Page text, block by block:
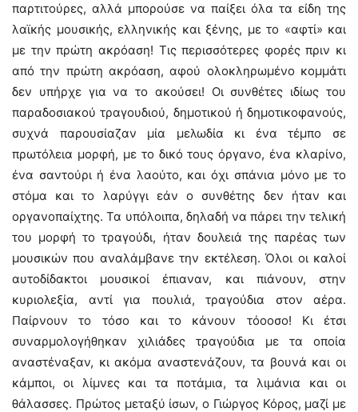
παρτιτούρες, αλλά μπορούσε να παίξει όλα τα είδη της
λαϊκής μουσικής, ελληνικής και ξένης, με το «αφτί» και
με την πρώτη ακρόαση! Τις περισσότερες φορές πριν κι
από την πρώτη ακρόαση, αφού ολοκληρωμένο κομμάτι
δεν υπήρχε για να το ακούσει! Οι συνθέτες ιδίως του
παραδοσιακού τραγουδιού, δημοτικού ή δημοτικοφανούς,
συχνά παρουσίαζαν μία μελωδία κι ένα τέμπο σε
πρωτόλεια μορφή, με το δικό τους όργανο, ένα κλαρίνο,
ένα σαντούρι ή ένα λαούτο, και όχι σπάνια μόνο με το
στόμα και το λαρύγγι εάν ο συνθέτης δεν ήταν και
οργανοπαίχτης. Τα υπόλοιπα, δηλαδή να πάρει την τελική
του μορφή το τραγούδι, ήταν δουλειά της παρέας των
μουσικών που αναλάμβανε την εκτέλεση. Όλοι οι καλοί
αυτοδίδακτοι μουσικοί έπιαναν, και πιάνουν, στην
κυριολεξία, αντί για πουλιά, τραγούδια στον αέρα.
Παίρνουν το τόσο και το κάνουν τόοοσο! Κι έτσι
συναρμολογήθηκαν χιλιάδες τραγούδια με τα οποία
αναστέναξαν, κι ακόμα αναστενάζουν, τα βουνά και οι
κάμποι, οι λίμνες και τα ποτάμια, τα λιμάνια και οι
θάλασσες. Πρώτος μεταξύ ίσων, ο Γιώργος Κόρος, μαζί με